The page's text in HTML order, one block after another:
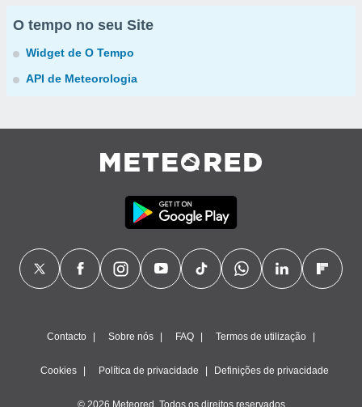
O tempo no seu Site
Widget de O Tempo
API de Meteorologia
Contacto Sobre nós FAQ Termos de utilização
Cookies Política de privacidade Definições de privacidade
© 2026 Meteored. Todos os direitos reservados